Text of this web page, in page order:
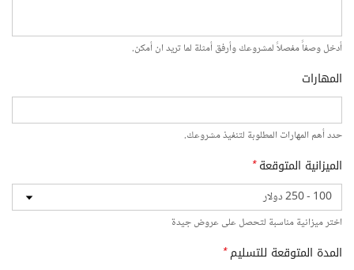
أدخل وصفاً مفصلاً لمشروعك وأرفق أمثلة لما تريد ان أمكن.
المهارات
حدد أهم المهارات المطلوبة لتنفيذ مشروعك.
الميزانية المتوقعة*
اختر ميزانية مناسبة لتحصل على عروض جيدة
المدة المتوقعة للتسليم*